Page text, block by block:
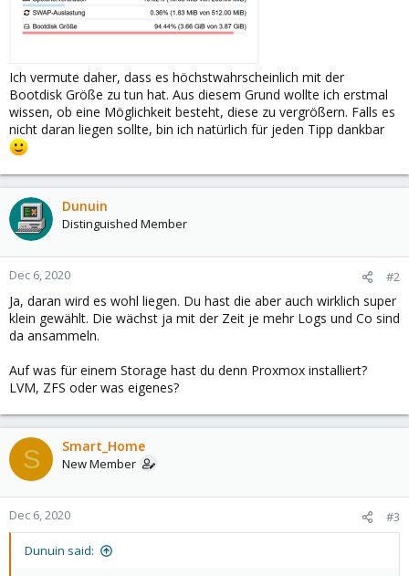
Ich vermute daher, dass es höchstwahrscheinlich mit der
Bootdisk Größe zu tun hat. Aus diesem Grund wollte ich erstmal
wissen, ob eine Möglichkeit besteht, diese zu vergrößern. Falls es
nicht daran liegen sollte, bin ich natürlich für jeden Tipp dankbar
Dunuin
Distinguished Member
Dec 6, 2020 #2
Ja, daran wird es wohl liegen. Du hast die aber auch wirklich super
klein gewählt. Die wächst ja mit der Zeit je mehr Logs und Co sind
da ansammeln.
Auf was für einem Storage hast du denn Proxmox installiert?
LVM, ZFS oder was eigenes?
S Smart_Home
New Member
Dec 6, 2020 #3
Dunuin said: